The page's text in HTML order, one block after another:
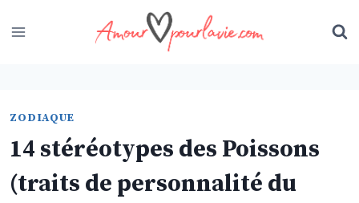
to
ZODIAQUE
14 stéréotypes des Poissons
(traits de personnalité du